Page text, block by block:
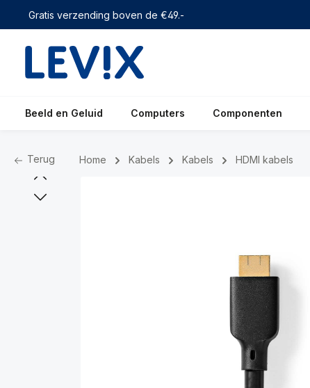
Ga naar de hoofdnavigatie
Gratis verzending boven de €49.-
Beeld en Geluid Computers Componenten
Terug Home Kabels Kabels HDMI kabels